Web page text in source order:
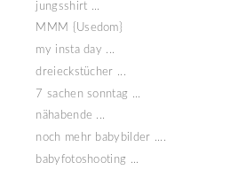
jungsshirt ...
MMM {Usedom}
my insta day ...
dreieckstücher ...
7 sachen sonntag ...
nähabende ...
noch mehr babybilder ....
babyfotoshooting ...